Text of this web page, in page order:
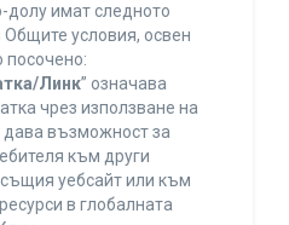
имат следното
условия, освен
посочено:
Линк” означава
чрез използване на
дава възможност за
към други
уебсайт или към
в глобалната